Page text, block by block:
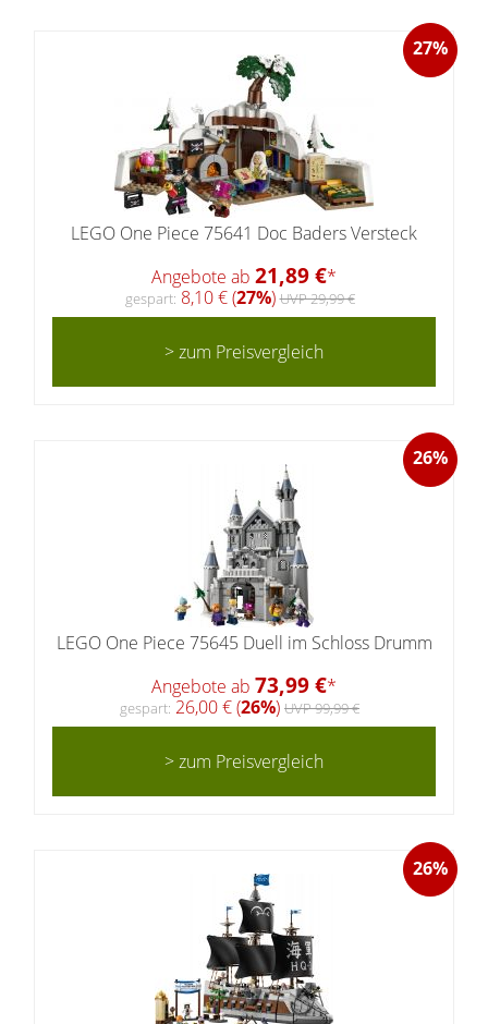
27%
LEGO One Piece 75641 Doc Baders Versteck
Angebote ab 21,89 €*
gespart: 8,10 € (27%)UVP 29,99 €
> zum Preisvergleich
26%
LEGO One Piece 75645 Duell im Schloss Drumm
Angebote ab 73,99 €*
gespart: 26,00 € (26%) UVP 99,99 €
> zum Preisvergleich
26%